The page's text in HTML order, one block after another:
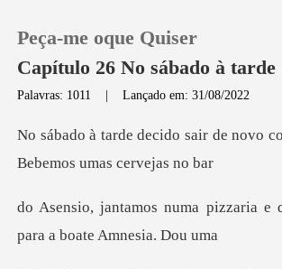
Histórico
Peça-me oque Quiser
Capítulo 26 No sábado à tarde
Palavras: 1011 |Lançado em: 31/08/2022
ir de novo
izzaria e
p